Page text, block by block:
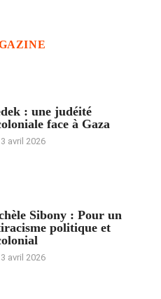
: une judéité
face à Gaza
avril 2026
Sibony : Pour un
politique et
avril 2026